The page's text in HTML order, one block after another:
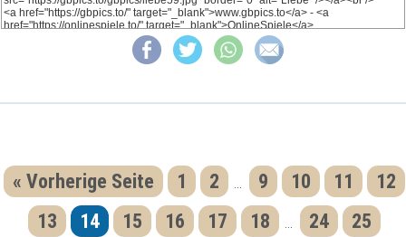
« Vorherige Seite 1 2 ... 9 10 11
12
13
14 15 16 17 18 ... 24
25